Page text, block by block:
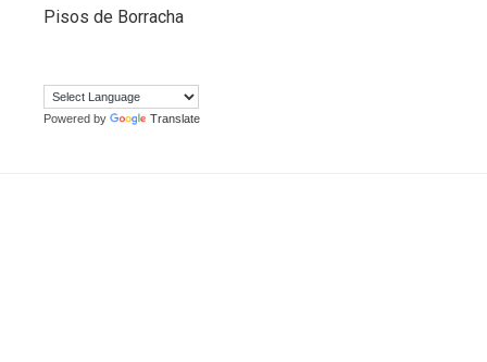
Pisos de Borracha
Powered by Translate